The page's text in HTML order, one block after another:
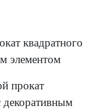
квадратного
элементом
прокат
декоративным